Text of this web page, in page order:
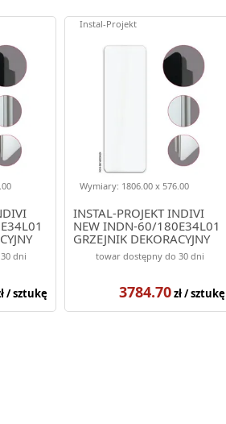
dni
/ sztukę
INSTAL-PROJEKT INDIVI
NEW INDN-60/180E34L01
GRZEJNIK DEKORACYJNY
1806/576 KOLOR BIAŁY
(ELEGANTE)
Wymiary: 1806.00 x 576.00
Instal-Projekt
towar dostępny do 30 dni
3784.70zł / sztukę